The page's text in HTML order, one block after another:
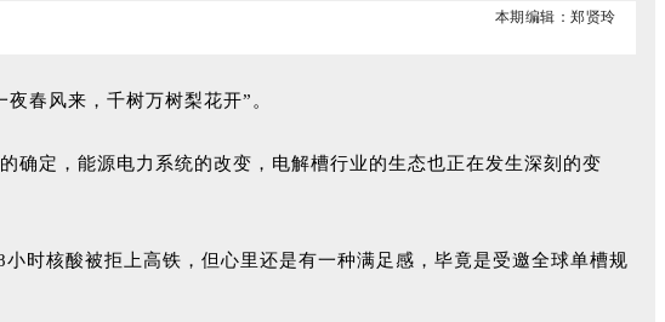
本期编辑：郑贤玲
春风来，千树万树梨花开” 。
确定，能源电力系统的改变，电解槽行业的生态也正在发生深刻的变
时核酸被拒上高铁，但心里还是有一种满足感，毕竟是受邀全球单槽规